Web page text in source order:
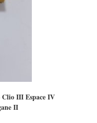
III Espace IV
II